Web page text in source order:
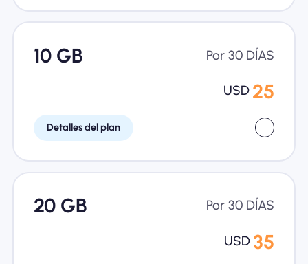
10 GB Por 30 DÍAS
USD 25
Detalles del plan
20 GB Por 30 DÍAS
USD 35